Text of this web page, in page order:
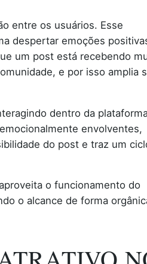
entre os usuários. Esse
despertar emoções
um post está recebendo
e por isso amplia
dentro da
envolventes,
do post e traz um
o funcionamento do
o alcance de forma